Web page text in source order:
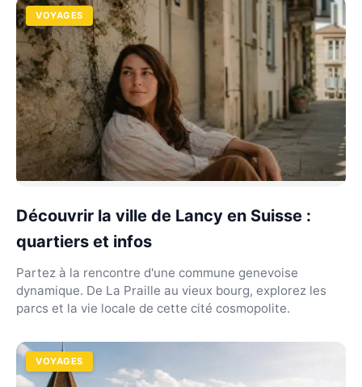
VOYAGES
Découvrir la ville de Lancy en Suisse :
quartiers et infos
Partez à la rencontre d'une commune genevoise
dynamique. De La Praille au vieux bourg, explorez les
parcs et la vie locale de cette cité cosmopolite.
VOYAGES